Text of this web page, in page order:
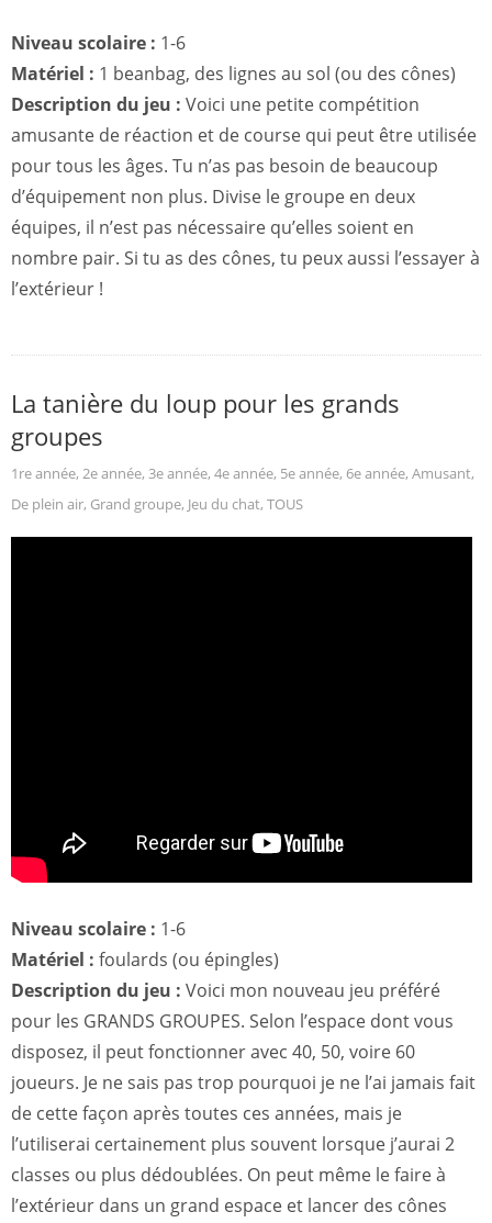
Niveau scolaire : 1-6
Matériel : 1 beanbag, des lignes au sol (ou des cônes)
Description du jeu : Voici une petite compétition
amusante de réaction et de course qui peut être utilisée
pour tous les âges. Tu n’as pas besoin de beaucoup
d’équipement non plus. Divise le groupe en deux
équipes, il n’est pas nécessaire qu’elles soient en
nombre pair. Si tu as des cônes, tu peux aussi l’essayer à
l’extérieur !
La tanière du loup pour les grands
groupes
1re année, 2e année, 3e année, 4e année, 5e année, 6e année, Amusant,
De plein air, Grand groupe, Jeu du chat, TOUS
Niveau scolaire : 1-6
Matériel : foulards (ou épingles)
Description du jeu : Voici mon nouveau jeu préféré
pour les GRANDS GROUPES. Selon l’espace dont vous
disposez, il peut fonctionner avec 40, 50, voire 60
joueurs. Je ne sais pas trop pourquoi je ne l’ai jamais fait
de cette façon après toutes ces années, mais je
l’utiliserai certainement plus souvent lorsque j’aurai 2
classes ou plus dédoublées. On peut même le faire à
l’extérieur dans un grand espace et lancer des cônes